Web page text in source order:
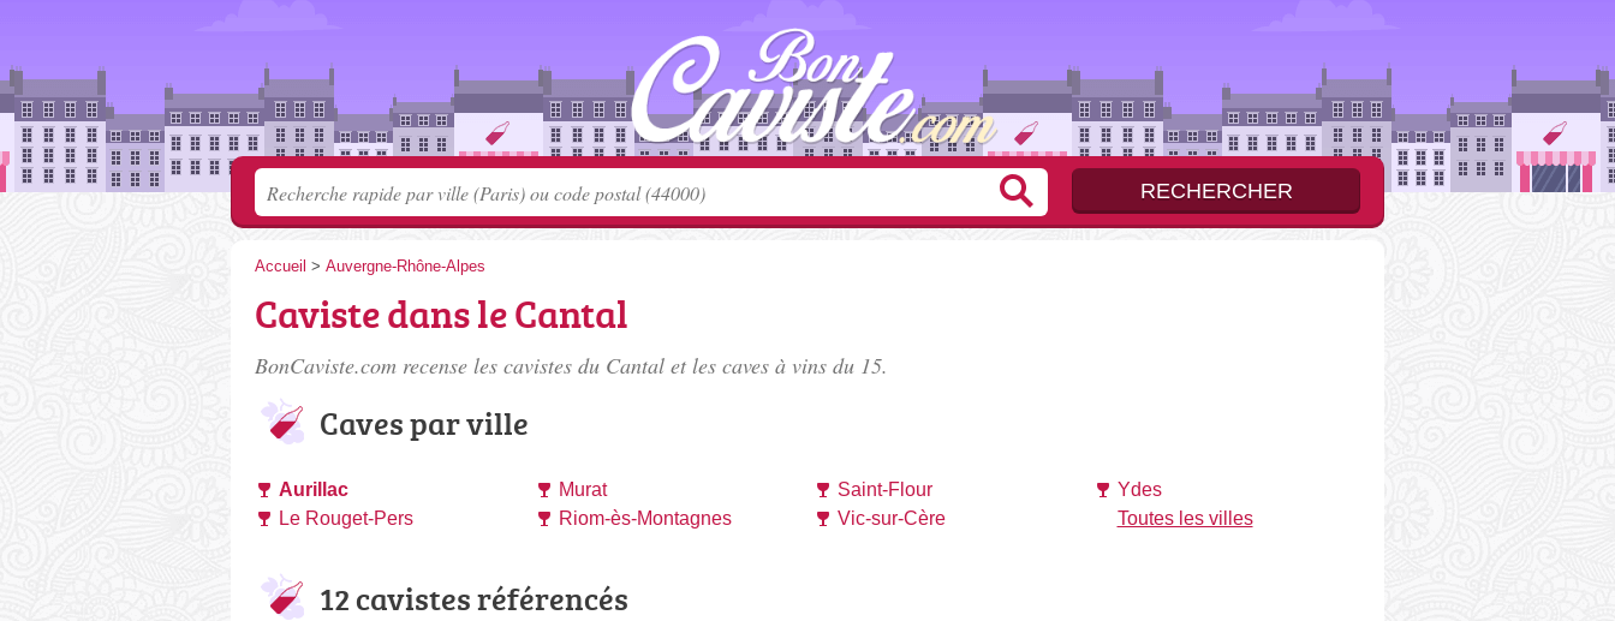
Accueil > Auvergne-Rhône-Alpes
Caviste dans le Cantal
BonCaviste.com recense les cavistes du Cantal et les caves à vins du 15.
Caves par ville
Aurillac
Le Rouget-Pers
Murat
Riom-ès-Montagnes
Saint-Flour
Vic-sur-Cère
Ydes
Toutes les villes
12 cavistes référencés